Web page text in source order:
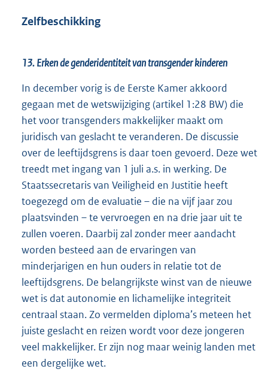
Zelfbeschikking
13. Erken de genderidentiteit van transgender kinderen
In december vorig is de Eerste Kamer akkoord
gegaan met de wetswijziging (artikel 1:28 BW) die
het voor transgenders makkelijker maakt om
juridisch van geslacht te veranderen. De discussie
over de leeftijdsgrens is daar toen gevoerd. Deze wet
treedt met ingang van 1 juli a.s. in werking. De
Staatssecretaris van Veiligheid en Justitie heeft
toegezegd om de evaluatie – die na vijf jaar zou
plaatsvinden – te vervroegen en na drie jaar uit te
zullen voeren. Daarbij zal zonder meer aandacht
worden besteed aan de ervaringen van
minderjarigen en hun ouders in relatie tot de
leeftijdsgrens. De belangrijkste winst van de nieuwe
wet is dat autonomie en lichamelijke integriteit
centraal staan. Zo vermelden diploma’s meteen het
juiste geslacht en reizen wordt voor deze jongeren
veel makkelijker. Er zijn nog maar weinig landen met
een dergelijke wet.